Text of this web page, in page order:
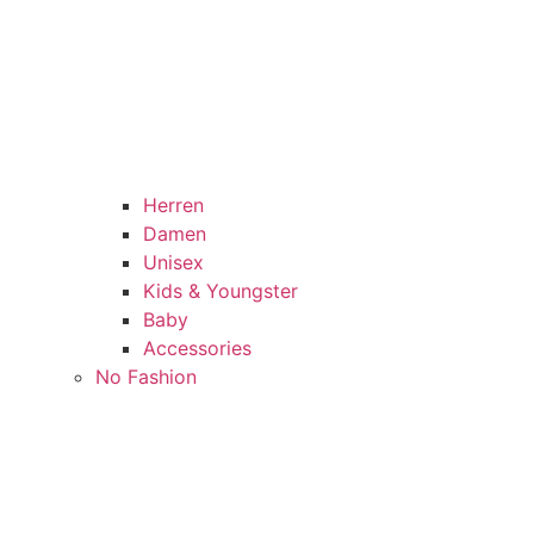
Herren
Damen
Unisex
Kids & Youngster
Baby
Accessories
No Fashion